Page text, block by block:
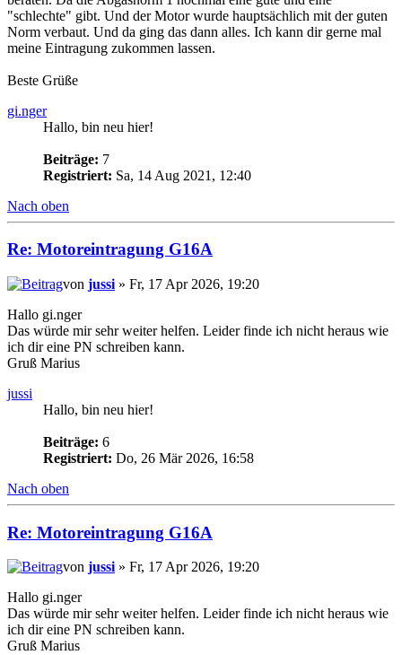
"schlechte" gibt. Und der Motor wurde hauptsächlich mit der guten
Norm verbaut. Und da ging das dann alles. Ich kann dir gerne mal
meine Eintragung zukommen lassen.
Beste Grüße
gi.nger
Hallo, bin neu hier!
Beiträge: 7
Registriert: Sa, 14 Aug 2021, 12:40
Nach oben
Re: Motoreintragung G16A
von jussi » Fr, 17 Apr 2026, 19:20
Hallo gi.nger
Das würde mir sehr weiter helfen. Leider finde ich nicht heraus wie
ich dir eine PN schreiben kann.
Gruß Marius
jussi
Hallo, bin neu hier!
Beiträge: 6
Registriert: Do, 26 Mär 2026, 16:58
Nach oben
Re: Motoreintragung G16A
von jussi» Fr, 17 Apr 2026, 19:20
Hallo gi.nger
Das würde mir sehr weiter helfen. Leider finde ich nicht heraus wie
ich dir eine PN schreiben kann.
Gruß Marius